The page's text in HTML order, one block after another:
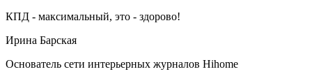
КПД - максимальный, это - здорово!
Ирина Барская
Основатель сети интерьерных журналов Hihome